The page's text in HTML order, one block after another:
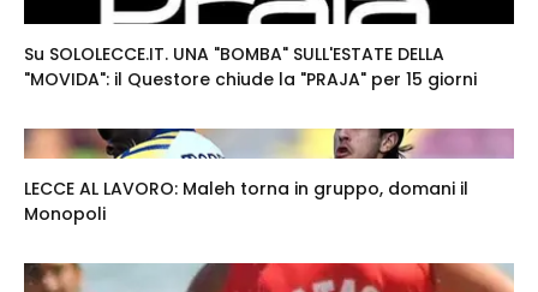
Su SOLOLECCE.IT. UNA "BOMBA" SULL'ESTATE DELLA
"MOVIDA": il Questore chiude la "PRAJA" per 15 giorni
LECCE AL LAVORO: Maleh torna in gruppo, domani il
Monopoli